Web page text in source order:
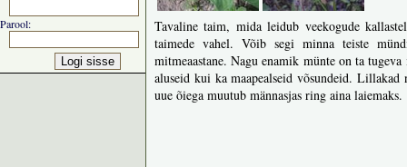
Parool:
Tavaline taim, mida leidub veekogude
taimede vahel. Võib segi minna teiste
mitmeaastane. Nagu enamik münte on ta
aluseid kui ka maapealseid võsundeid.
uue õiega muutub männasjas ring aina laiemaks.